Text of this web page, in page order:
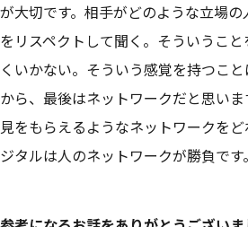
が大切です。相手がどのような立場
をリスペクトして聞く。そういうこ
くいかない。そういう感覚を持つこ
から、最後はネットワークだと思い
見をもらえるようなネットワークを
ジタルは人のネットワークが勝負です。